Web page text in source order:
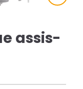
assis-